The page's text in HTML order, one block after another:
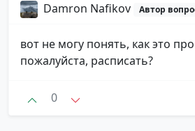
Damron Nafikov Автор
вот не могу понять, как это
пожалуйста, расписать?
0